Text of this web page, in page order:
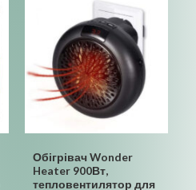
Обігрівач Wonder
Heater 900Вт,
тепловентилятор для